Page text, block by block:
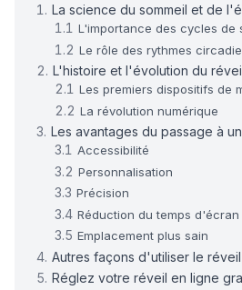
La science du sommeil et de
L'importance des cycles de
Le rôle des rythmes
L'histoire et l'évolution du
Les premiers dispositifs de
La révolution numérique
Les avantages du passage à
Accessibilité
Personnalisation
Précision
Réduction du temps d'écran
Emplacement plus sain
Autres façons d'utiliser le
Réglez votre réveil en ligne